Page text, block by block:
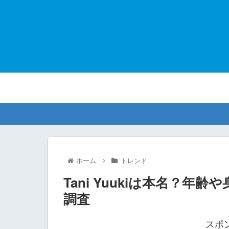
ホーム トレンド
Tani Yuukiは本名？年齢
調査
スポ